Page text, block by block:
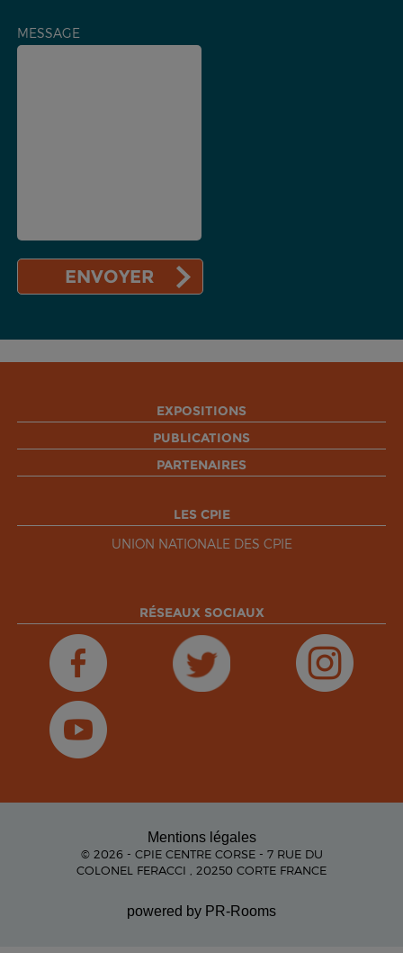
MESSAGE
EXPOSITIONS
PUBLICATIONS
PARTENAIRES
LES CPIE
UNION NATIONALE DES CPIE
RÉSEAUX SOCIAUX
Mentions légales
© 2026 - CPIE CENTRE CORSE - 7 RUE DU
COLONEL FERACCI , 20250 CORTE FRANCE
powered by PR-Rooms